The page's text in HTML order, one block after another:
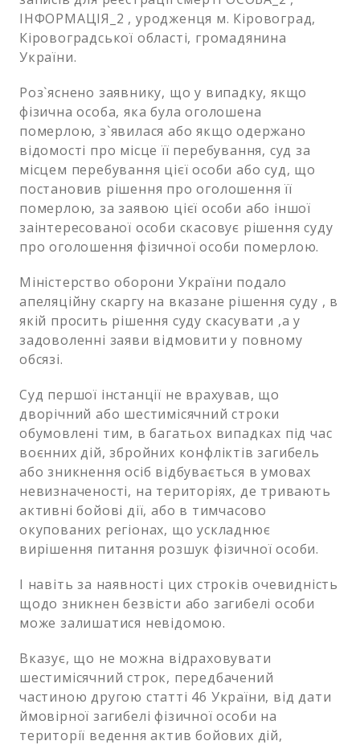
ІНФОРМАЦІЯ_2 , уродженця м. Кіровоград,
Кіровоградської області, громадянина
України.
Роз`яснено заявнику, що у випадку, якщо
фізична особа, яка була оголошена
померлою, з`явилася або якщо одержано
відомості про місце її перебування, суд за
місцем перебування цієї особи або суд, що
постановив рішення про оголошення її
померлою, за заявою цієї особи або іншої
заінтересованої особи скасовує рішення суду
про оголошення фізичної особи померлою.
Міністерство оборони України подало
апеляційну скаргу на вказане рішення суду , в
якій просить рішення суду скасувати ,а у
задоволенні заяви відмовити у повному
обсязі.
Суд першої інстанції не врахував, що
дворічний або шестимісячний строки
обумовлені тим, в багатьох випадках під час
воєнних дій, збройних конфліктів загибель
або зникнення осіб відбувається в умовах
невизначеності, на територіях, де тривають
активні бойові дії, або в тимчасово
окупованих регіонах, що ускладнює
вирішення питання розшук фізичної особи.
І навіть за наявності цих строків очевидність
щодо зникнен безвісти або загибелі особи
може залишатися невідомою.
Вказує, що не можна відраховувати
шестимісячний строк, передбачений
частиною другою статті 46 України, від дати
ймовірної загибелі фізичної особи на
території ведення актив бойових дій,